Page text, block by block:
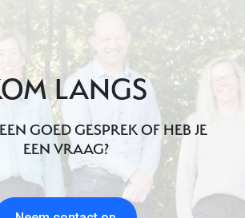
LANGS
GOED GESPREK OF HEB JE
EEN VRAAG?